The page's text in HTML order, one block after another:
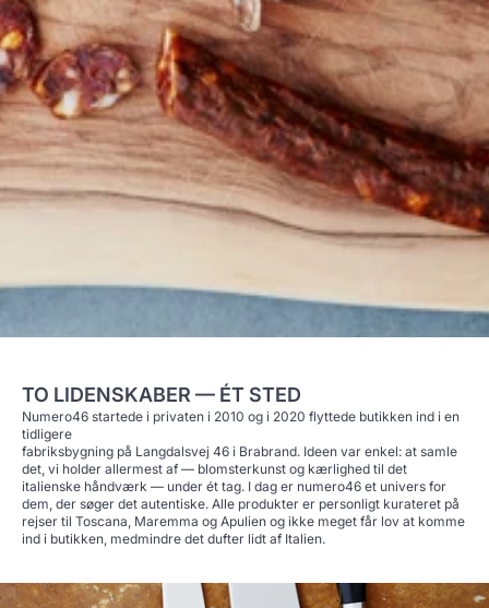
TO LIDENSKABER — ÉT STED
Numero46 startede i privaten i 2010 og i 2020 flyttede butikken ind i en
tidligere
fabriksbygning på Langdalsvej 46 i Brabrand. Ideen var enkel: at samle
det, vi holder allermest af — blomsterkunst og kærlighed til det
italienske håndværk — under ét tag. I dag er numero46 et univers for
dem, der søger det autentiske. Alle produkter er personligt kurateret på
rejser til Toscana, Maremma og Apulien og ikke meget får lov at komme
ind i butikken, medmindre det dufter lidt af Italien.